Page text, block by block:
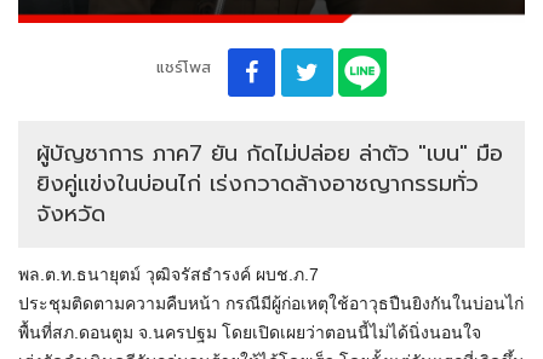
แชร์โพส
ผู้บัญชาการ ภาค7 ยัน กัดไม่ปล่อย ล่าตัว "เบน" มือ
ยิงคู่แข่งในบ่อนไก่ เร่งกวาดล้างอาชญากรรมทั่ว
จังหวัด
พล.ต.ท.ธนายุตม์ วุฒิจรัสธำรงค์ ผบช.ภ.7
ประชุมติดตามความคืบหน้า กรณีมีผู้ก่อเหตุใช้อาวุธปืนยิงกันในบ่อนไก่
พื้นที่สภ.ดอนตูม จ.นครปฐม โดยเปิดเผยว่าตอนนี้ไม่ได้นิ่งนอนใจ